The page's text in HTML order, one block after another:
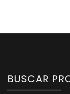
BUSCAR